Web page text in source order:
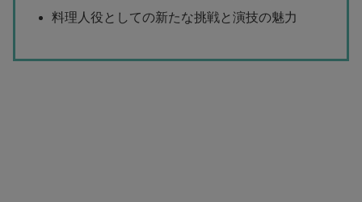
料理人役としての新たな挑戦と演技の魅力